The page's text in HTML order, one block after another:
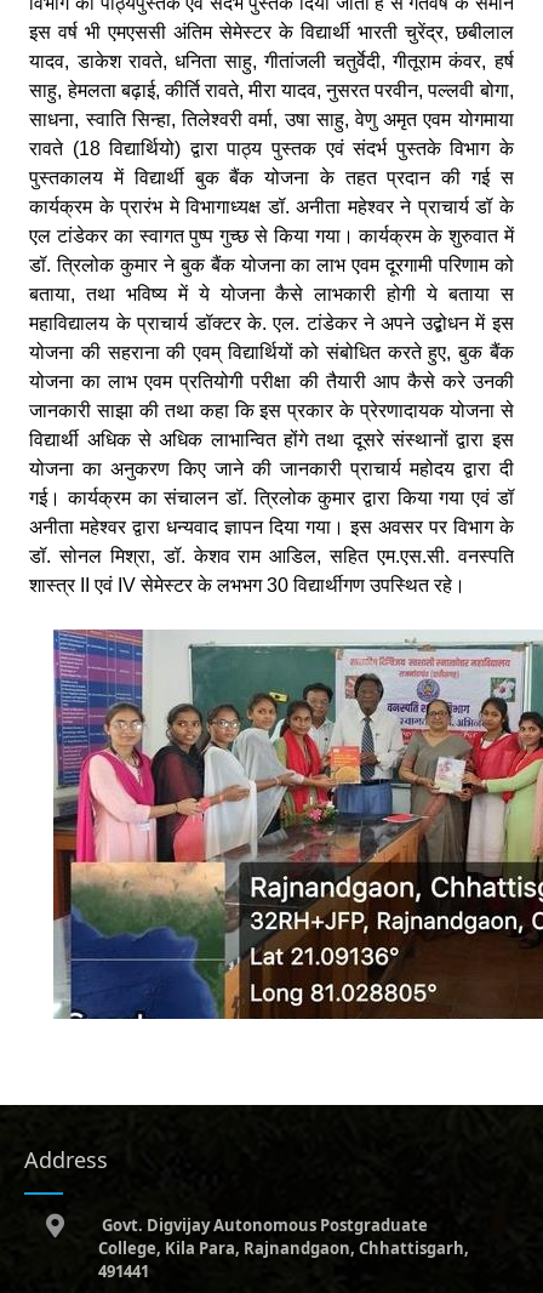
इस वर्ष भी एमएससी अंतिम सेमेस्टर के विद्यार्थी भारती चुरेंद्र, छबीलाल
यादव, डाकेश रावते, धनिता साहु, गीतांजली चतुर्वेदी, गीतूराम कंवर, हर्ष
साहु, हेमलता बढ़ाई, कीर्ति रावते, मीरा यादव, नुसरत परवीन, पल्लवी बोगा,
साधना, स्वाति सिन्हा, तिलेश्वरी वर्मा, उषा साहु, वेणु अमृत एवम योगमाया
रावते (18 विद्यार्थियो) द्वारा पाठ्य पुस्तक एवं संदर्भ पुस्तके विभाग के
पुस्तकालय में विद्यार्थी बुक बैंक योजना के तहत प्रदान की गई स
कार्यक्रम के प्रारंभ मे विभागाध्यक्ष डॉ. अनीता महेश्वर ने प्राचार्य डॉ के
एल टांडेकर का स्वागत पुष्प गुच्छ से किया गया। कार्यक्रम के शुरुवात में
डॉ. त्रिलोक कुमार ने बुक बैंक योजना का लाभ एवम दूरगामी परिणाम को
बताया, तथा भविष्य में ये योजना कैसे लाभकारी होगी ये बताया स
महाविद्यालय के प्राचार्य डॉक्टर के. एल. टांडेकर ने अपने उद्बोधन में इस
योजना की सहराना की एवम् विद्यार्थियों को संबोधित करते हुए, बुक बैंक
योजना का लाभ एवम प्रतियोगी परीक्षा की तैयारी आप कैसे करे उनकी
जानकारी साझा की तथा कहा कि इस प्रकार के प्रेरणादायक योजना से
विद्यार्थी अधिक से अधिक लाभान्वित होंगे तथा दूसरे संस्थानों द्वारा इस
योजना का अनुकरण किए जाने की जानकारी प्राचार्य महोदय द्वारा दी
गई। कार्यक्रम का संचालन डॉ. त्रिलोक कुमार द्वारा किया गया एवं डॉ
अनीता महेश्वर द्वारा धन्यवाद ज्ञापन दिया गया। इस अवसर पर विभाग के
डॉ. सोनल मिश्रा, डॉ. केशव राम आडिल, सहित एम.एस.सी. वनस्पति
शास्त्र II एवं IV सेमेस्टर के लभभग 30 विद्यार्थीगण उपस्थित रहे।
Address
Govt. Digvijay Autonomous Postgraduate
College, Kila Para, Rajnandgaon, Chhattisgarh,
491441